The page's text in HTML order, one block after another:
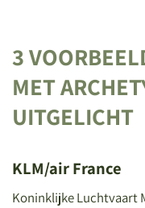
3
MET
UITGELICHT
KLM/air France
Koninklijke Luchtvaart